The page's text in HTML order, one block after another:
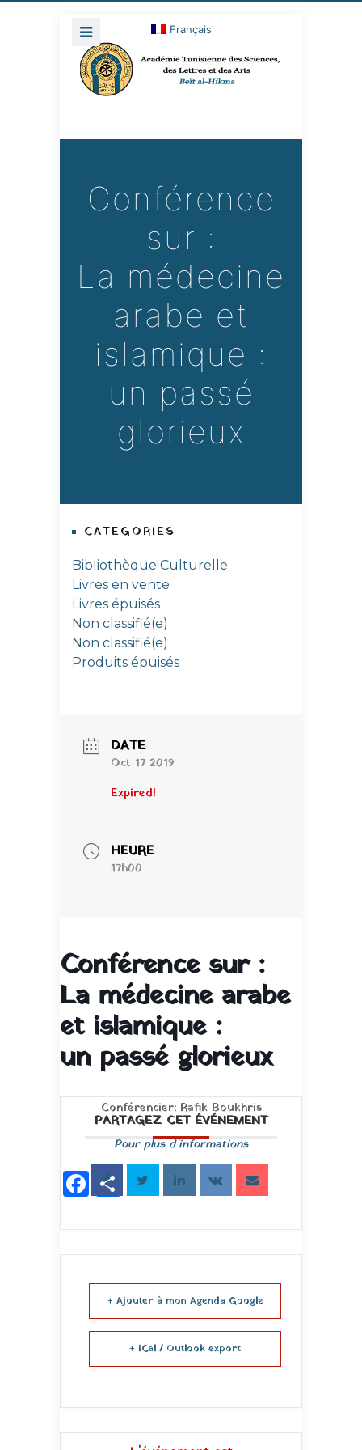
Français
Conférence
sur :
La médecine
arabe et
islamique :
un passé
glorieux
CATEGORIES
Bibliothèque Culturelle
Livres en vente
Livres épuisés
Non classifié(e)
Non classifié(e)
Produits épuisés
DATE
Oct 17 2019
Expired!
HEURE
17h00
Conférence sur :
La médecine arabe
et islamique :
un passé glorieux
Conférencier: Rafik Boukhris
Pour plus d’informations
Facebook
Partager
PARTAGEZ CET ÉVÉNEMENT
+ Ajouter à mon Agenda Google
+ iCal / Outlook export